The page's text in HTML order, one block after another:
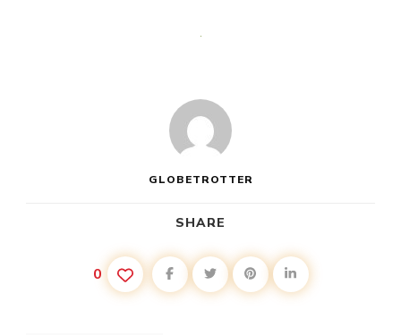
GLOBETROTTER
SHARE
0